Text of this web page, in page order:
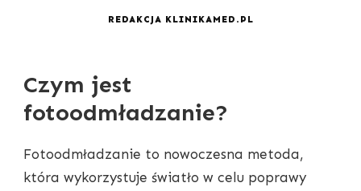
REDAKCJA KLINIKAMED.PL
Czym jest
fotoodmładzanie?
Fotoodmładzanie to nowoczesna metoda,
która wykorzystuje światło w celu poprawy